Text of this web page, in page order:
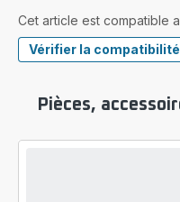
Cet article est compatible
Vérifier la compatibilité
Pièces,